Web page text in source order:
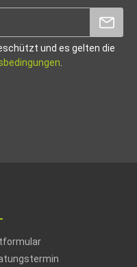
und es gelten die